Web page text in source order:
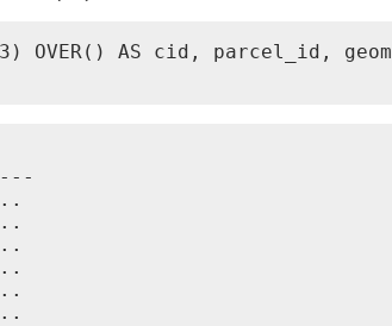
3) OVER() AS cid, parcel_id, geom